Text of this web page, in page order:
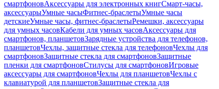
смартфоновАксессуары для электронных книгСмарт-часы,
аксессуарыУмные часыФитнес-браслетыУмные часы
детскиеУмные часы, фитнес-браслетыРемешки, аксессуары
для умных часовКабели для умных часовАксессуары для
смартфонов, планшетовЗарядные устройства для телефонов,
планшетовЧехлы, защитные стекла для телефоновЧехлы для
смартфоновЗащитные стекла для смартфоновЗащитные
пленки для смартфоновСтилусы для смартфоновИгровые
аксессуары для смартфоновЧехлы для планшетовЧехлы с
клавиатурой для планшетовЗащитные стекла для